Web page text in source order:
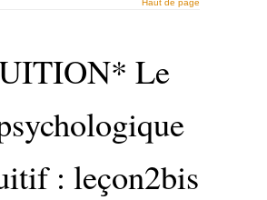
Haut de page
Le
: leçon2bis